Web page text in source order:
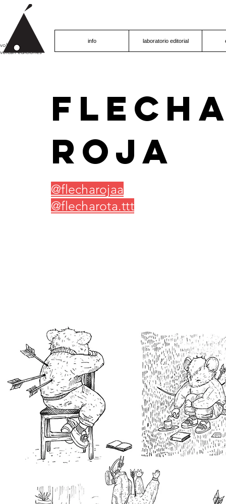
info laboratorio editorial
ROJA
@flecharojaa
@flecharota.ttt
volcán proyecto
volcán ediciones